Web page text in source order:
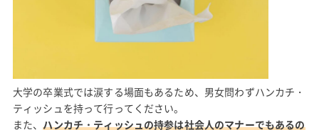
大学の卒業式では涙する場面もあるため、男女問わずハンカチ・
ティッシュを持って行ってください。
また、ハンカチ・ティッシュの持参は社会人のマナーでもあるの